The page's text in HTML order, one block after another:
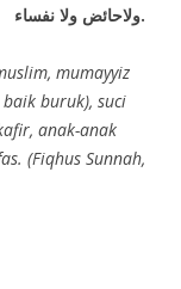
ولاحائض ولا نفساء.
mumayyiz
buruk), suci
anak-anak
(Fiqhus Sunnah,